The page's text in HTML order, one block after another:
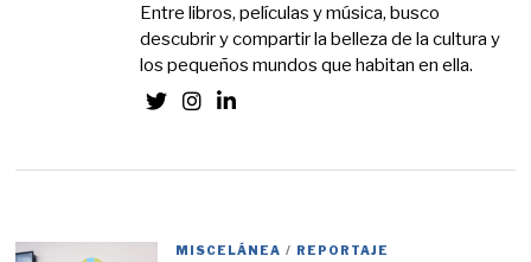
Entre libros, películas y música, busco
descubrir y compartir la belleza de la cultura y
los pequeños mundos que habitan en ella.
MISCELÁNEA / REPORTAJE